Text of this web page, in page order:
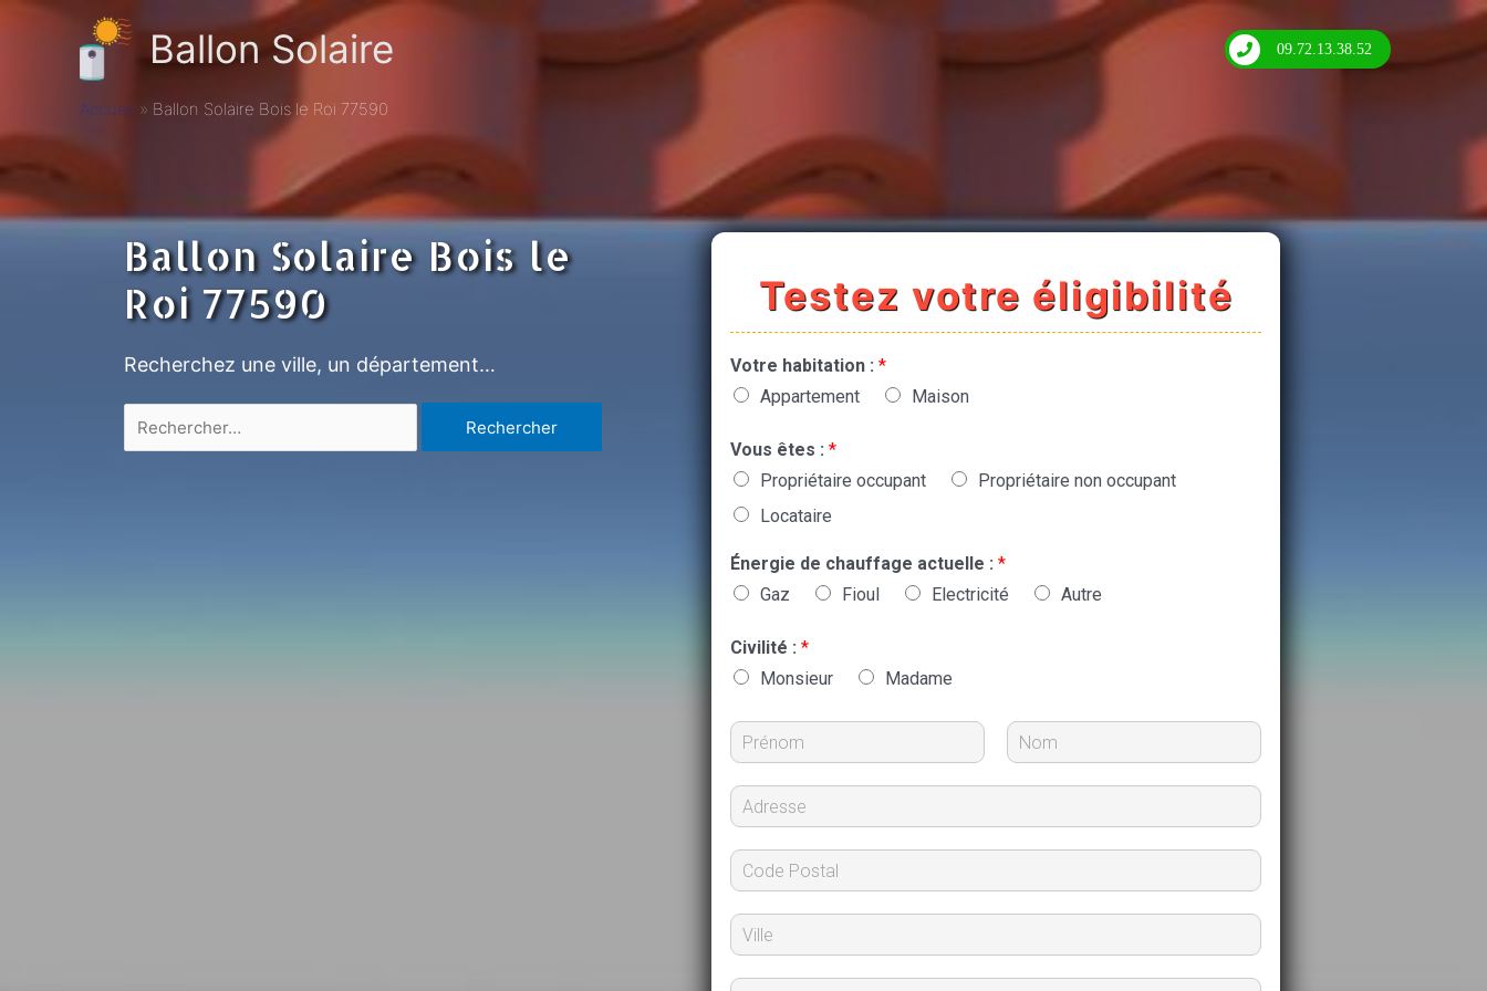
Ballon Solaire 09.72.13.38.52
Accueil Ballon Solaire Bois le Roi 77590
Ballon Solaire Bois le
Roi 77590
Recherchez une ville, un département…
Testez votre éligibilité
Votre habitation : *
Appartement
Maison
Vous êtes : *
Propriétaire occupant
Propriétaire non occupant
Locataire
Énergie de chauffage actuelle : *
Gaz
Fioul Electricité Autre
Civilité : *
Monsieur
Madame